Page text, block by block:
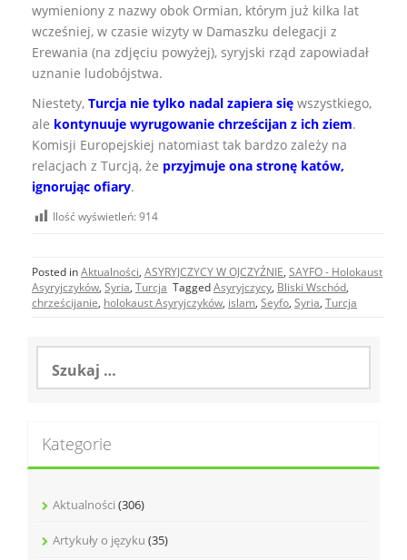
wymieniony z nazwy obok Ormian, którym już kilka lat
wcześniej, w czasie wizyty w Damaszku delegacji z
Erewania (na zdjęciu powyżej), syryjski rząd zapowiadał
uznanie ludobójstwa.
Niestety, Turcja nie tylko nadal zapiera się wszystkiego,
ale kontynuuje wyrugowanie chrześcijan z ich ziem.
Komisji Europejskiej natomiast tak bardzo zależy na
relacjach z Turcją, że przyjmuje ona stronę katów,
ignorując ofiary.
Ilość wyświetleń:914
Posted inAktualności, ASYRYJCZYCY W OJCZYŹNIE, SAYFO - Holokaust
Asyryjczyków, Syria, Turcja TaggedAsyryjczycy, Bliski Wschód,
chrześcijanie, holokaust Asyryjczyków, islam, Seyfo, Syria, Turcja
Szukaj:
Kategorie
Aktualności (306)
Artykuły o języku (35)